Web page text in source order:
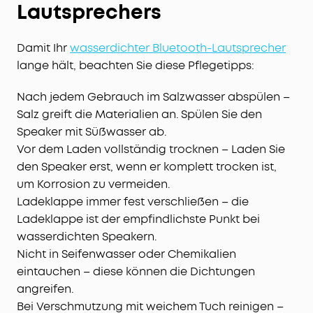
Lautsprechers
Damit Ihrwasserdichter Bluetooth-Lautsprecher
lange hält, beachten Sie diese Pflegetipps:
Nach jedem Gebrauch im Salzwasser abspülen –
Salz greift die Materialien an. Spülen Sie den
Speaker mit Süßwasser ab.
Vor dem Laden vollständig trocknen – Laden Sie
den Speaker erst, wenn er komplett trocken ist,
um Korrosion zu vermeiden.
Ladeklappe immer fest verschließen – die
Ladeklappe ist der empfindlichste Punkt bei
wasserdichten Speakern.
Nicht in Seifenwasser oder Chemikalien
eintauchen – diese können die Dichtungen
angreifen.
Bei Verschmutzung mit weichem Tuch reinigen –